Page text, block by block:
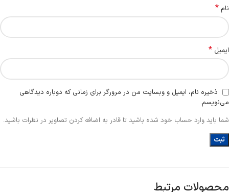
نام *
ایمیل *
ذخیره نام، ایمیل و وبسایت من در مرورگر برای زمانی که دوباره دیدگاهی
می‌نویسم.
شما باید وارد حساب خود شده باشید تا قادر به اضافه کردن تصاویر در نظرات باشید.
محصولات مرتبط